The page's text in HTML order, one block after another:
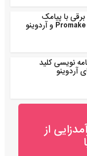
با پیامک
نویسی کلید
از